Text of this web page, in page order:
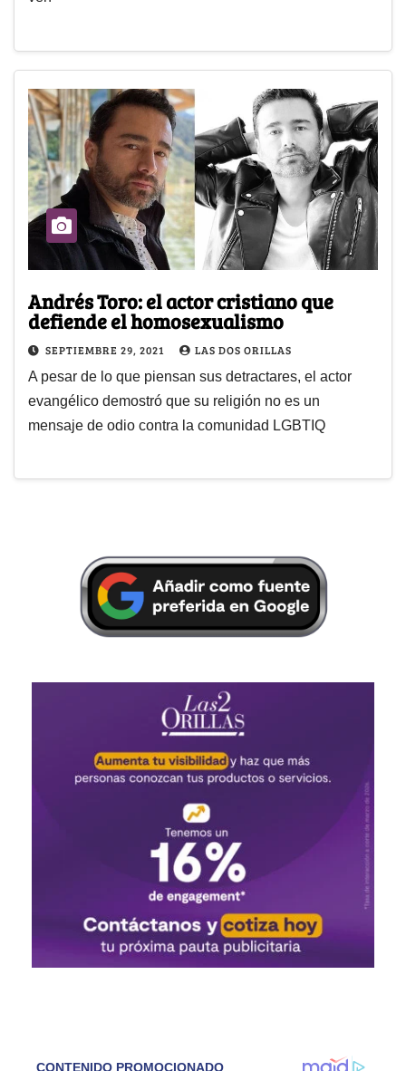
Andrés Toro: el actor cristiano que
defiende el homosexualismo
SEPTIEMBRE 29, 2021 LAS DOS ORILLAS
A pesar de lo que piensan sus detractares, el actor
evangélico demostró que su religión no es un
mensaje de odio contra la comunidad LGBTIQ